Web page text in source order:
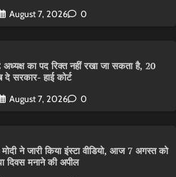
August 7, 2026 0
का पद रिक्त नहीं रखा जा सकता है, 20
सरकार- हाई कोर्ट
August 7, 2026 0
ने जारी किया इंस्टा वीडियो, आज 7 अगस्त को
दिवस मनाने की अपील